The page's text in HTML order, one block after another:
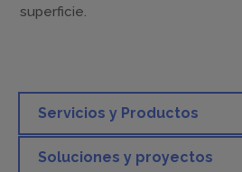
superficie.
Servicios y Productos
Soluciones y proyectos